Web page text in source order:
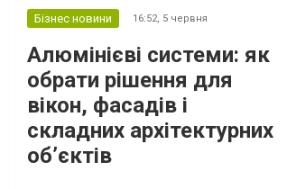
зі звичайним розчином для газоблоку
10-15 мм. Для цегли це нормально - вона
д...
Бізнес новини 16:52, 5 червня
Алюмінієві системи: як
обрати рішення для
вікон, фасадів і
складних архітектурних
об’єктів